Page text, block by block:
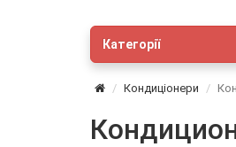
Категорії
Кондиціонери